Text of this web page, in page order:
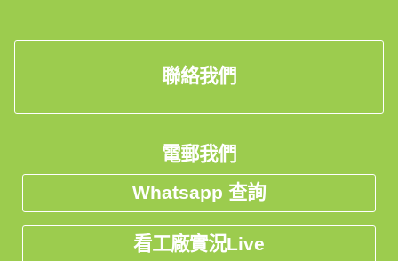
聯絡我們
電郵我們
Whatsapp 查詢
看工廠實況Live